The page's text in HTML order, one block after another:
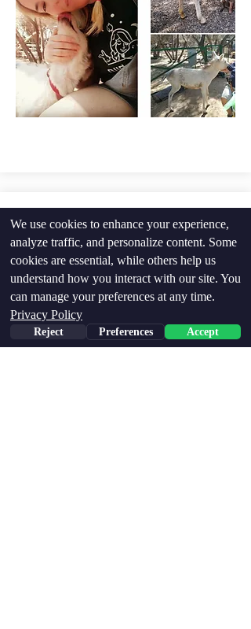
הוד השרון My-Net
02.12.2020
We use cookies to enhance your experience,
analyze traffic, and personalize content. Some
cookies are essential, while others help us
understand how you interact with our site. You
can manage your preferences at any time.
Privacy Policy
Reject Preferences Accept